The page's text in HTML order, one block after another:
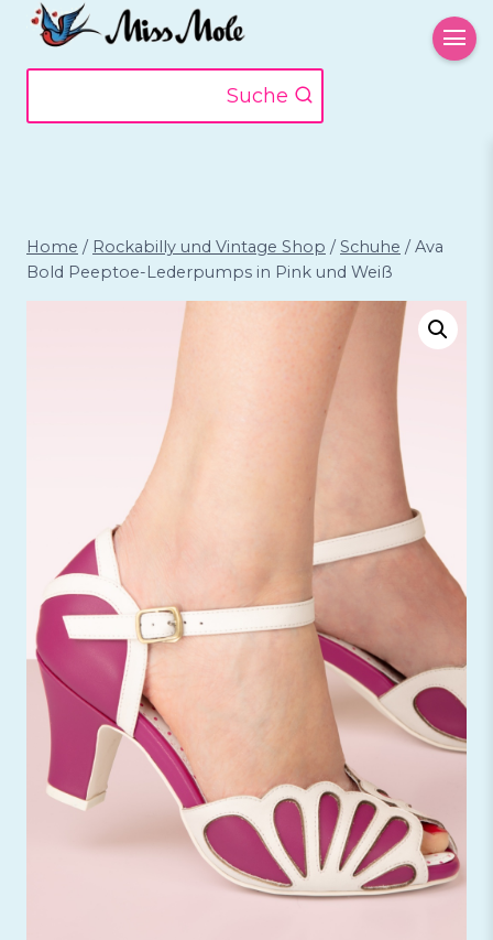
Zum
Inhalt
springen
Suche
Home / Rockabilly und Vintage Shop / Schuhe / Ava
Bold Peeptoe-Lederpumps in Pink und Weiß